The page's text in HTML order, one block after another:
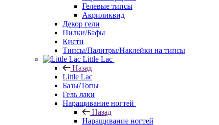
Гелевые типсы
Акриликвид
Декор гели
Пилки/Бафы
Кисти
Типсы/Палитры/Наклейки на типсы
Little Lac
Назад
Little Lac
Базы/Топы
Гель лаки
Наращивание ногтей
Назад
Наращивание ногтей